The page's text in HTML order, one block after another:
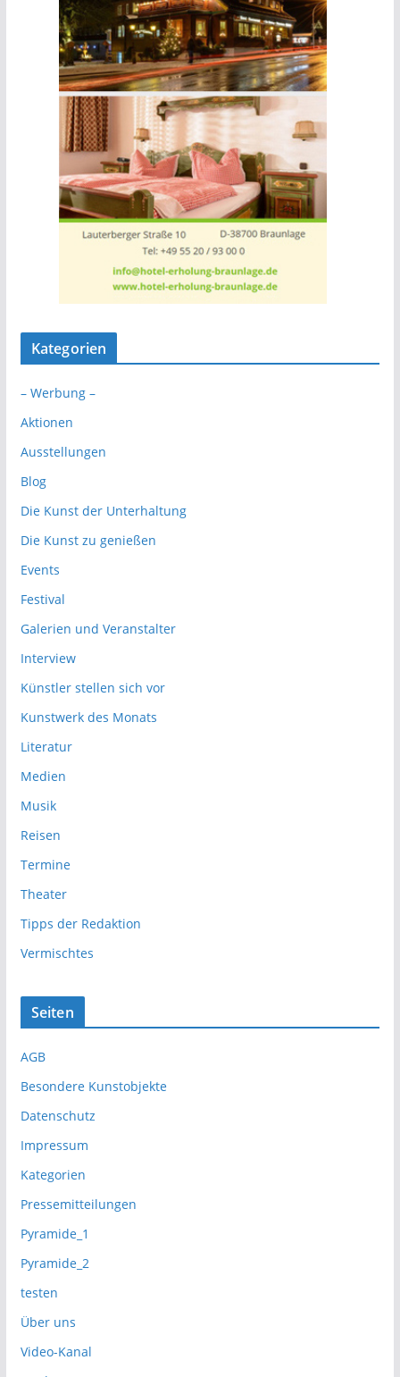
Kategorien
– Werbung –
Aktionen
Ausstellungen
Blog
Die Kunst der Unterhaltung
Die Kunst zu genießen
Events
Festival
Galerien und Veranstalter
Interview
Künstler stellen sich vor
Kunstwerk des Monats
Literatur
Medien
Musik
Reisen
Termine
Theater
Tipps der Redaktion
Vermischtes
Seiten
AGB
Besondere Kunstobjekte
Datenschutz
Impressum
Kategorien
Pressemitteilungen
Pyramide_1
Pyramide_2
testen
Über uns
Video-Kanal